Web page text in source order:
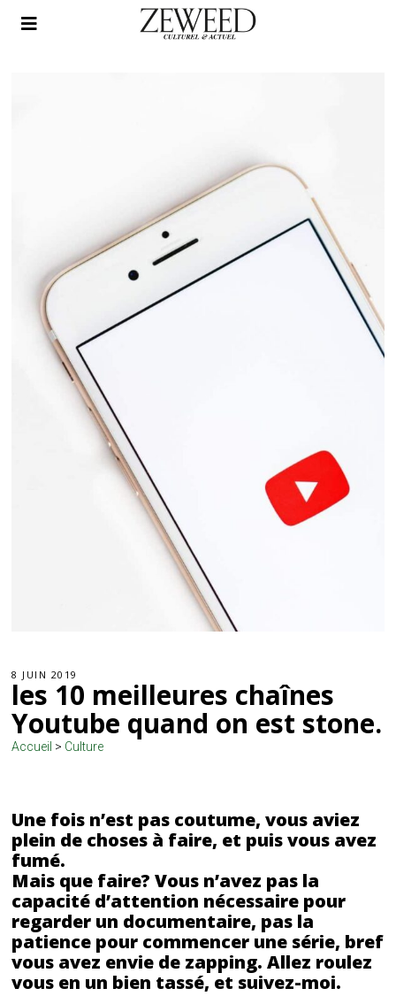
8 JUIN 2019
les 10 meilleures chaînes
Youtube quand on est stone.
Accueil > Culture
Une fois n’est pas coutume, vous aviez
plein de choses à faire, et puis vous avez
fumé.
Mais que faire? Vous n’avez pas la
capacité d’attention nécessaire pour
regarder un documentaire, pas la
patience pour commencer une série, bref
vous avez envie de zapping. Allez roulez
vous en un bien tassé, et suivez-moi.